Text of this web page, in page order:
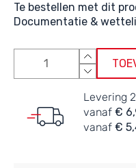
Te bestellen met dit
Documentatie &
Levering
vanaf €
vanaf €